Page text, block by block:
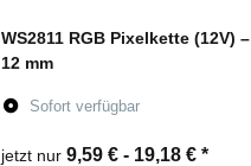
WS2811 RGB Pixelkette (12V) –
12 mm
Sofort verfügbar
jetzt nur 9,59 € - 19,18 € *